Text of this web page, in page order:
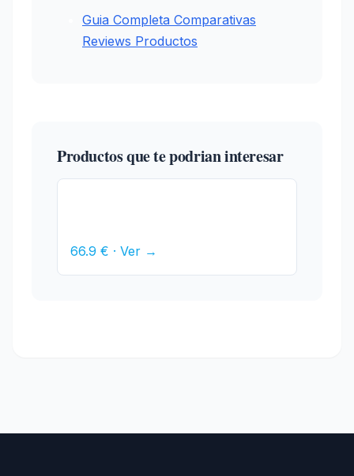
Guia Completa Comparativas
Reviews Productos
Productos que te podrian interesar
66.9 € · Ver →